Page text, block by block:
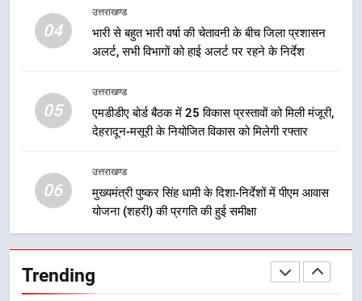
04
उत्तराखण्ड
भारी से बहुत भारी वर्षा की चेतावनी के बीच जिला प्रशासन
अलर्ट, सभी विभागों को हाई अलर्ट पर रहने के निर्देश
05
उत्तराखण्ड
एमडीडीए बोर्ड बैठक में 25 विकास प्रस्तावों को मिली मंजूरी,
देहरादून-मसूरी के नियोजित विकास को मिलेगी रफ्तार
06
उत्तराखण्ड
मुख्यमंत्री पुष्कर सिंह धामी के दिशा-निर्देशों में पीएम आवास
योजना (शहरी) की प्रगति की हुई समीक्षा
Trending
8
भारी बारिश का अलर्ट! 6 अगस्त को
वाले महीनों में हजारों पदों पर की जाएगी
भर्ती
उत्तराखण्ड
दिल्ली-देहरादून आर्थिक कॉरिडोर से जुड़ी
12 किमी ग्रीनफील्ड बाईपास परियोजना